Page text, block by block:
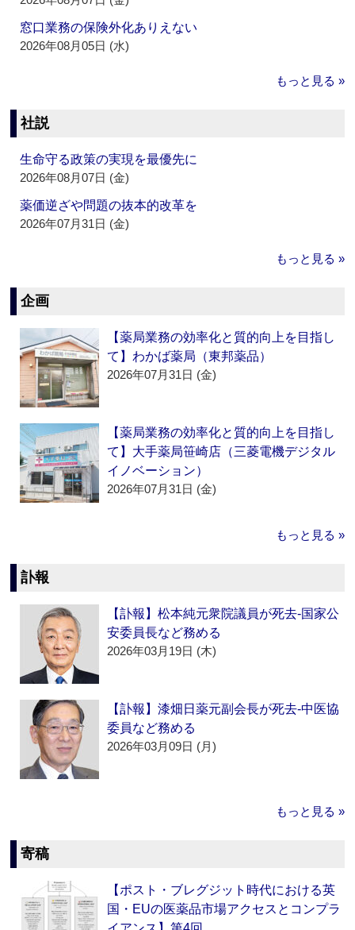
窓口業務の保険外化ありえない
2026年08月05日 (水)
もっと見る »
社説
生命守る政策の実現を最優先に
2026年08月07日 (金)
薬価逆ざや問題の抜本的改革を
2026年07月31日 (金)
もっと見る »
企画
【薬局業務の効率化と質的向上を目指し
て】わかば薬局（東邦薬品）
2026年07月31日 (金)
【薬局業務の効率化と質的向上を目指し
て】大手薬局笹崎店（三菱電機デジタル
イノベーション）
2026年07月31日 (金)
もっと見る »
訃報
【訃報】松本純元衆院議員が死去‐国家公
安委員長など務める
2026年03月19日 (木)
【訃報】漆畑日薬元副会長が死去‐中医協
委員など務める
2026年03月09日 (月)
もっと見る »
寄稿
【ポスト・ブレグジット時代における英
国・EUの医薬品市場アクセスとコンプラ